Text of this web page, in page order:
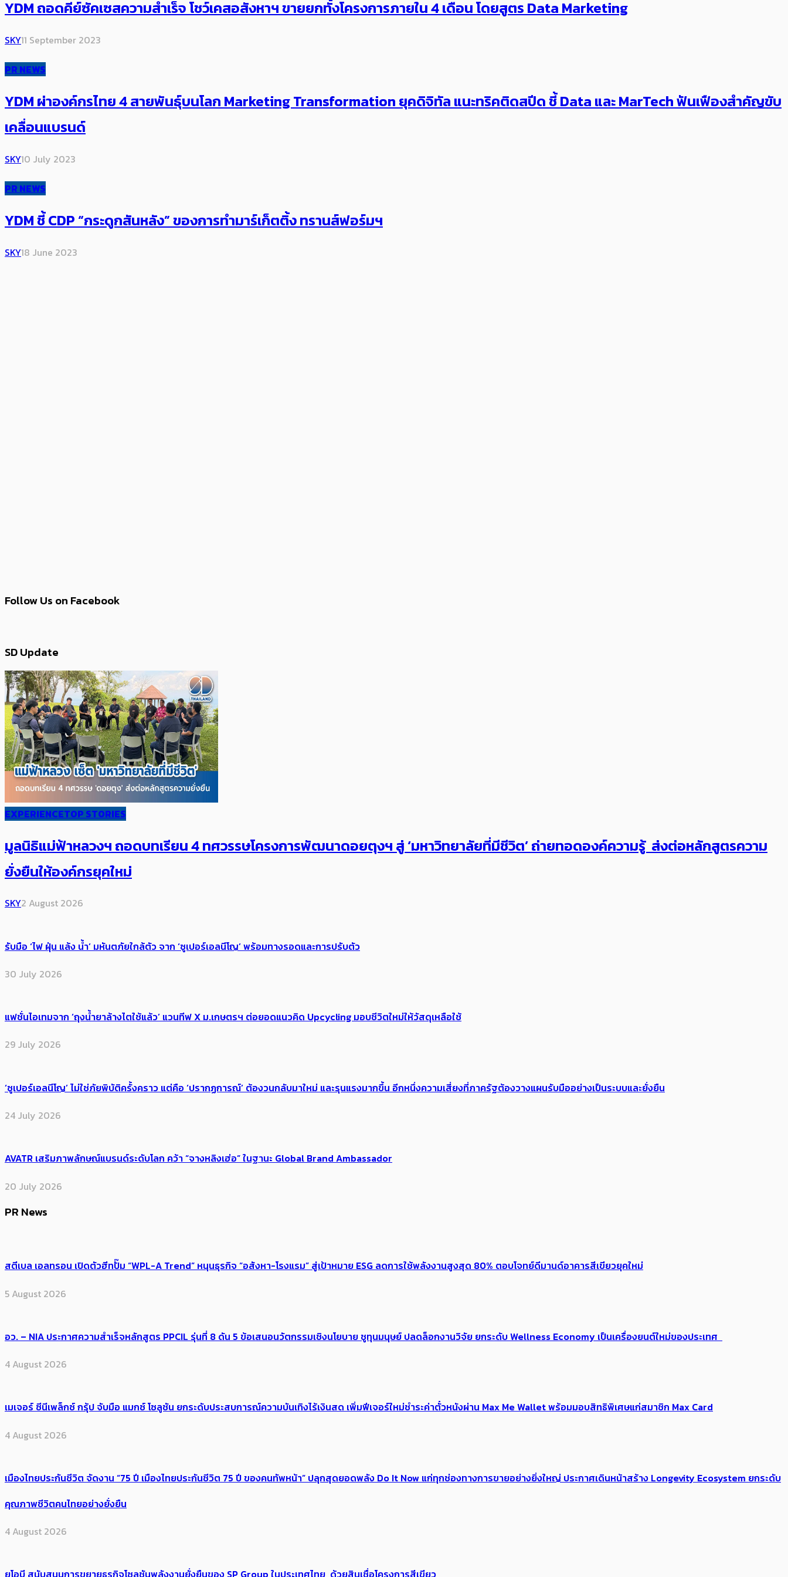
YDM ถอดคีย์ซัคเซสความสำเร็จ โชว์เคสอสังหาฯ ขายยกทั้งโครงการภายใน 4 เดือน โดยสูตร Data Marketing
SKY11 September 2023
PR NEWS
YDM ผ่าองค์กรไทย 4 สายพันธุ์บนโลก Marketing Transformation ยุคดิจิทัล แนะทริคติดสปีด ชี้ Data และ MarTech ฟันเฟืองสำคัญขับ
เคลื่อนแบรนด์
SKY10 July 2023
PR NEWS
YDM ชี้ CDP “กระดูกสันหลัง” ของการทำมาร์เก็ตติ้ง ทรานส์ฟอร์มฯ
SKY18 June 2023
Follow Us on Facebook
SD Update
EXPERIENCETOP STORIES
มูลนิธิแม่ฟ้าหลวงฯ ถอดบทเรียน 4 ทศวรรษโครงการพัฒนาดอยตุงฯ สู่ ‘มหาวิทยาลัยที่มีชีวิต’ ถ่ายทอดองค์ความรู้ ส่งต่อหลักสูตรความ
ยั่งยืนให้องค์กรยุคใหม่
SKY2 August 2026
รับมือ ‘ไฟ ฝุ่น แล้ง น้ำ’ มหันตภัยใกล้ตัว จาก ‘ซูเปอร์เอลนีโญ’ พร้อมทางรอดและการปรับตัว
30 July 2026
แฟชั่นไอเทมจาก ‘ถุงน้ำยาล้างไตใช้แล้ว’ แวนทีฟ X ม.เกษตรฯ ต่อยอดแนวคิด Upcycling มอบชีวิตใหม่ให้วัสดุเหลือใช้
29 July 2026
‘ซูเปอร์เอลนีโญ’ ไม่ใช่ภัยพิบัติครั้งคราว แต่คือ ‘ปรากฏการณ์’ ​ต้อง​วนกลับมาใหม่ และรุนแรงมากขึ้น อีกหนึ่งความเสี่ยงที่ภาครัฐต้องวางแผนรับมืออย่างเป็นระบบและยั่งยืน
24 July 2026
AVATR เสริมภาพลักษณ์แบรนด์ระดับโลก คว้า “จางหลิงเฮ่อ” ในฐานะ Global Brand Ambassador
20 July 2026
PR News
สตีเบล เอลทรอน เปิดตัวฮีทปั๊ม “WPL-A Trend” หนุนธุรกิจ “อสังหา-โรงแรม” สู่เป้าหมาย ESG ลดการใช้พลังงานสูงสุด 80% ตอบโจทย์ดีมานด์อาคารสีเขียวยุคใหม่
5 August 2026
อว. – NIA ประกาศความสำเร็จหลักสูตร PPCIL รุ่นที่ 8 ดัน 5 ข้อเสนอนวัตกรรมเชิงนโยบาย ชูทุนมนุษย์ ปลดล็อกงานวิจัย ยกระดับ Wellness Economy เป็นเครื่องยนต์ใหม่ของประเทศ
4 August 2026
เมเจอร์ ซีนีเพล็กซ์ กรุ้ป จับมือ แมกซ์ โซลูชัน ยกระดับประสบการณ์ความบันเทิงไร้เงินสด เพิ่มฟีเจอร์ใหม่ชำระค่าตั๋วหนังผ่าน Max Me Wallet พร้อมมอบสิทธิพิเศษแก่สมาชิก Max Card
4 August 2026
เมืองไทยประกันชีวิต จัดงาน “75 ปี เมืองไทยประกันชีวิต 75 ปี ของคนทัพหน้า” ปลุกสุดยอดพลัง Do It Now แก่ทุกช่องทางการขายอย่างยิ่งใหญ่ ประกาศเดินหน้าสร้าง Longevity Ecosystem ยกระดับ
คุณภาพชีวิตคนไทยอย่างยั่งยืน
4 August 2026